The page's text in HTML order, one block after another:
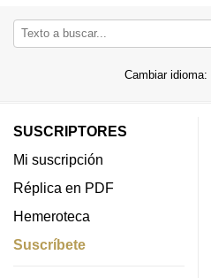
Cambiar idioma:
SUSCRIPTORES
Mi suscripción
Réplica en PDF
Hemeroteca
Suscríbete